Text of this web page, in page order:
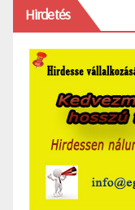
Hirdetés